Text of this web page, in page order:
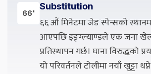
66'
Substitution
६६ औं मिनेटमा जेड स्पेन्सको
आएपछि इङ्ग्ल्याण्डले एक जना
प्रतिस्थापन गर्छ। घाना विरुद्धको
यो परिवर्तनले टोलीमा नयाँ खुट्टा